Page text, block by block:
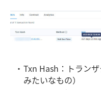
Txn Hash：トラン
みたいなもの）